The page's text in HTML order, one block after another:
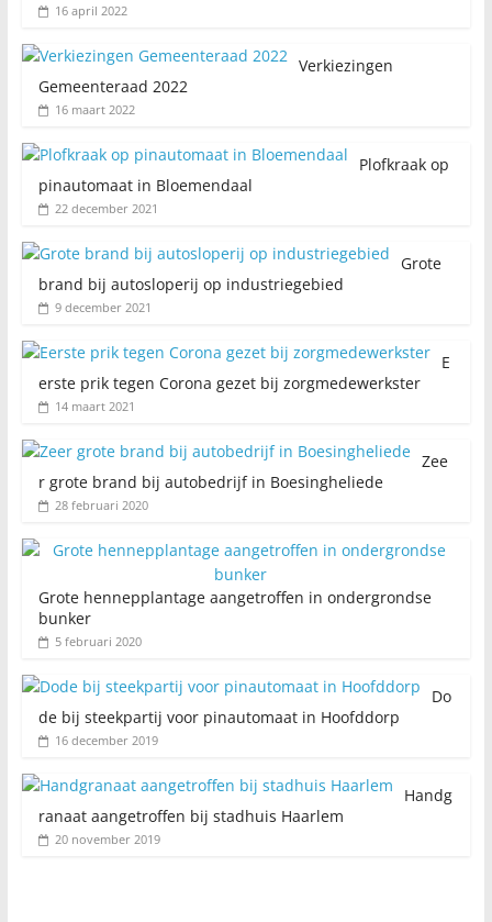
16 april 2022
Verkiezingen
Gemeenteraad 2022
16 maart 2022
Plofkraak op
pinautomaat in Bloemendaal
22 december 2021
Grote
brand bij autosloperij op industriegebied
9 december 2021
E
erste prik tegen Corona gezet bij zorgmedewerkster
14 maart 2021
Zee
r grote brand bij autobedrijf in Boesingheliede
28 februari 2020
Grote hennepplantage aangetroffen in ondergrondse
bunker
5 februari 2020
Do
de bij steekpartij voor pinautomaat in Hoofddorp
16 december 2019
Handg
ranaat aangetroffen bij stadhuis Haarlem
20 november 2019